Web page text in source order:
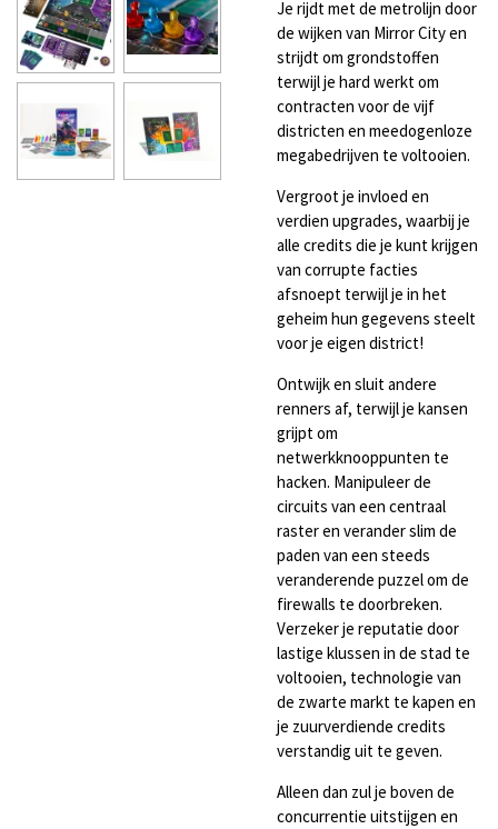
Je rijdt met de metrolijn door
de wijken van Mirror City en
strijdt om grondstoffen
terwijl je hard werkt om
contracten voor de vijf
districten en meedogenloze
megabedrijven te voltooien.
Vergroot je invloed en
verdien upgrades, waarbij je
alle credits die je kunt krijgen
van corrupte facties
afsnoept terwijl je in het
geheim hun gegevens steelt
voor je eigen district!
Ontwijk en sluit andere
renners af, terwijl je kansen
grijpt om
netwerkknooppunten te
hacken. Manipuleer de
circuits van een centraal
raster en verander slim de
paden van een steeds
veranderende puzzel om de
firewalls te doorbreken.
Verzeker je reputatie door
lastige klussen in de stad te
voltooien, technologie van
de zwarte markt te kapen en
je zuurverdiende credits
verstandig uit te geven.
Alleen dan zul je boven de
concurrentie uitstijgen en